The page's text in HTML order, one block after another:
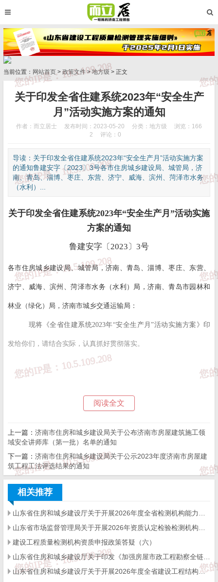
当前位置： 网站首页 > 政策文件>地方级> 正文
关于印发全省住建系统2023年“安全生产
月”活动实施方案的通知
作者：而立居士 发布时间：2023-05-20 分类： 地方级
浏览：166
2
评论：0
导读：关于印发全省住建系统2023年“安全生产月”活动实施方案
的通知鲁建安字〔2023〕3号各市住房城乡建设局、城管局，济
南、青岛、淄博、枣庄、东营、济宁、威海、滨州、菏泽市水务
（水利）...
关于印发全省住建系统2023年“安全生产月”活动实施
方案的通知
鲁建安字〔2023〕3号
各市住房城乡建设局、城管局，济南、青岛、淄博、枣庄、东营、
济宁、威海、滨州、菏泽市水务（水利）局，济南、青岛市园林和
林业（绿化）局，济南市城乡交通运输局：
现将《全省住建系统2023年“安全生产月”活动实施方案》印
发给你们，请结合实际，认真抓好贯彻落实。
2023年5月 19日
全省住建系统2023年“安全生产月”
活动实施方案
阅读全文
上一篇： 济南市住房和城乡建设局关于公布济南市房屋建筑施工领
域安全讲师库（第一批）名单的通知
下一篇： 济南市住房和城乡建设局关于公示2023年度济南市房屋建
筑工程工法评选结果的通知
相关推荐
建设工程质量检测机构资质申报政策答疑（六）
山东省住房和城乡建设厅关于开展2026年度全省建设工程结构质量评价工作的通知